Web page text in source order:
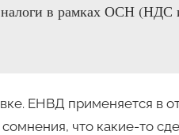
налоги в рамках ОСН (НДС
ЕНВД применяется в
что какие-то